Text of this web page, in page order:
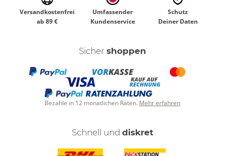
Versandkostenfrei
ab 89 €
Umfassender
Kundenservice
Schutz
Deiner Daten
Sicher shoppen
Bezahle in 12 monatlichen Raten. Mehr erfahren
Schnell und diskret